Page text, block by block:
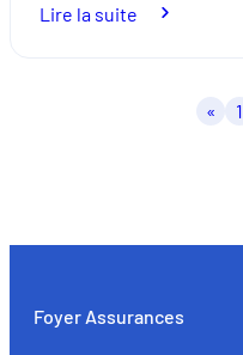
Lire la suite
grippe
questions
« 1
Foyer Assurances